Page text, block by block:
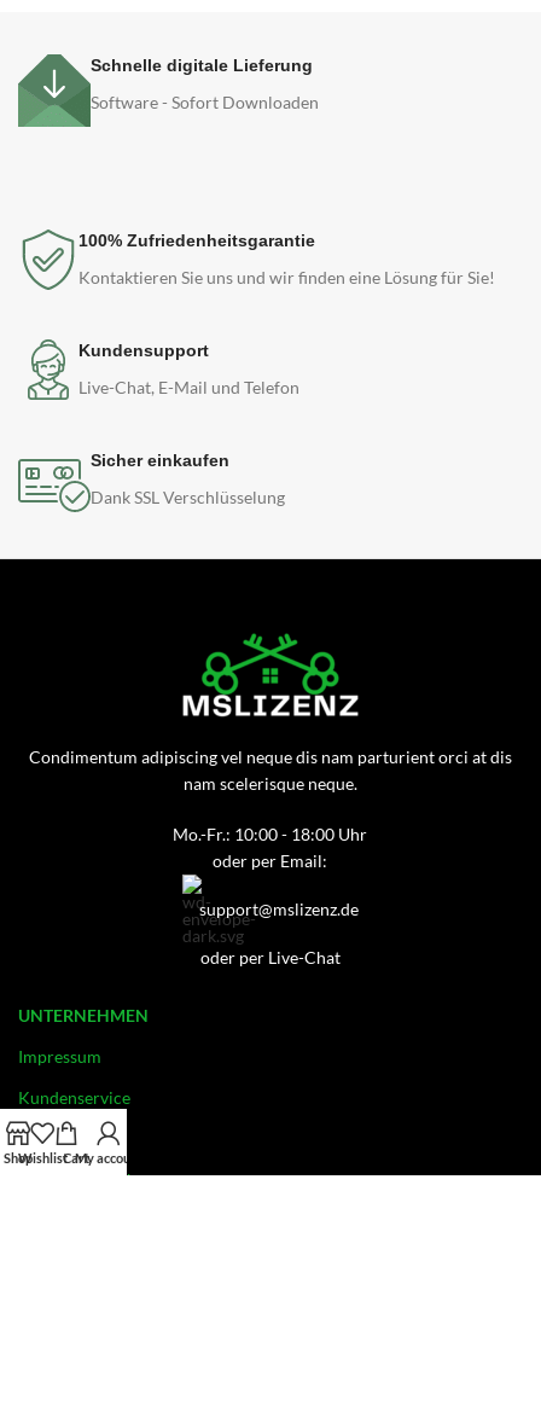
Schnelle digitale Lieferung
Software - Sofort Downloaden
100% Zufriedenheitsgarantie
Kontaktieren Sie uns und wir finden eine Lösung für Sie!
Kundensupport
Live-Chat, E-Mail und Telefon
Sicher einkaufen
Dank SSL Verschlüsselung
Condimentum adipiscing vel neque dis nam parturient orci at dis
nam scelerisque neque.
Mo.-Fr.: 10:00 - 18:00 Uhr
oder per Email:
support@mslizenz.de
oder per Live-Chat
UNTERNEHMEN
Impressum
Kundenservice
Datenschutz
Widerrufsbelehrung
ShopWishlistCartMy account